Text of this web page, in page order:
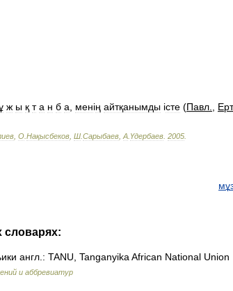
ж ы қ т а н б а менің айтқанымды істе (Павл Ерт
О Нақысбеков Ш Сарыбаев А Үдербаев 2005
словарях:
англ.: TANU, Tanganyika African National Union
и аббревиатур